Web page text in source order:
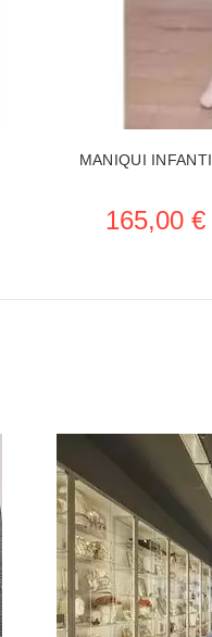
MANIQUI
165,00
VER EL